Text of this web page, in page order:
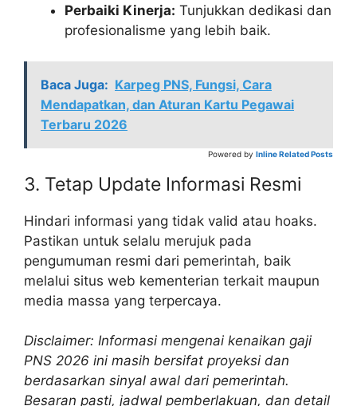
Perbaiki Kinerja: Tunjukkan dedikasi dan
profesionalisme yang lebih baik.
Baca Juga: Karpeg PNS, Fungsi, Cara
Mendapatkan, dan Aturan Kartu Pegawai
Terbaru 2026
Powered by Inline Related Posts
3. Tetap Update Informasi Resmi
Hindari informasi yang tidak valid atau hoaks.
Pastikan untuk selalu merujuk pada
pengumuman resmi dari pemerintah, baik
melalui situs web kementerian terkait maupun
media massa yang terpercaya.
Disclaimer: Informasi mengenai kenaikan gaji
PNS 2026 ini masih bersifat proyeksi dan
berdasarkan sinyal awal dari pemerintah.
Besaran pasti, jadwal pemberlakuan, dan detail